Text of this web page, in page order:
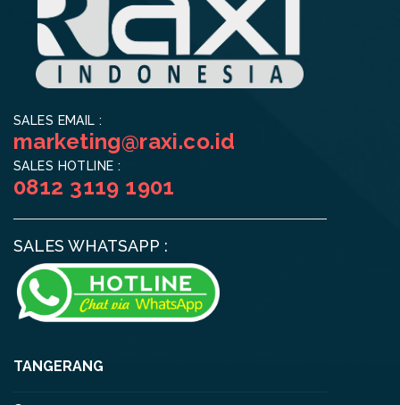
SALES EMAIL :
marketing@raxi.co.id
SALES HOTLINE :
0812 3119 1901
SALES WHATSAPP :
TANGERANG